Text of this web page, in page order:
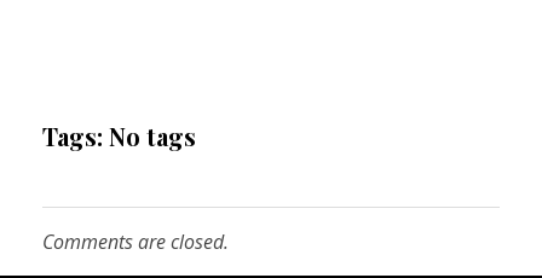
Tags: No tags
Comments are closed.